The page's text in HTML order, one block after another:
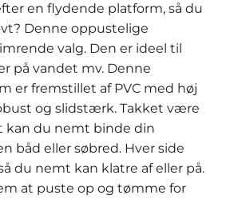
en flydende platform, så du
Denne oppustelige
valg. Den er ideel til
på vandet mv. Denne
er fremstillet af PVC med høj
og slidstærk. Takket være
kan du nemt binde din
båd eller søbred. Hver side
du nemt kan klatre af eller på.
at puste op og tømme for